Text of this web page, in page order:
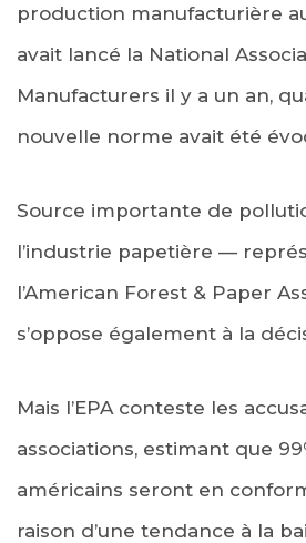
production manufacturière
avait lancé la National
Manufacturers il y a un an,
nouvelle norme avait été
Source importante de
l’industrie papetière —
l’American Forest & Paper
s’oppose également à la
Mais l’EPA conteste les
associations, estimant que
américains seront en
raison d’une tendance à la